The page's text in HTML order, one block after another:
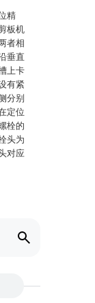
精
板机
者相
垂直
上卡
有紧
分别
定位
栓的
头为
对应